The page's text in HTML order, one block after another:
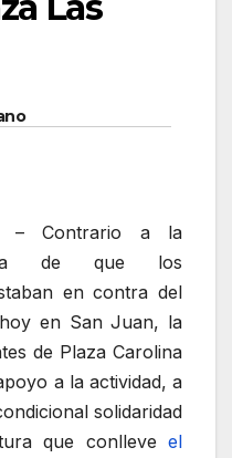
Contrario a la
de que los
en contra del
en San Juan, la
de Plaza Carolina
a la actividad, a
solidaridad
que conlleve el